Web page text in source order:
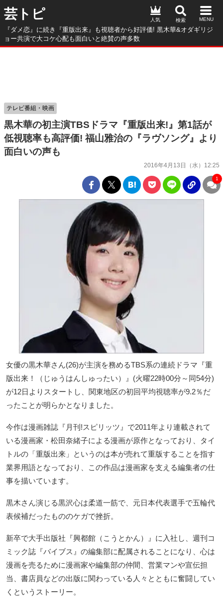
芸トピ
『ダメ恋』に続き『重版出来』も視聴者から好評価! 黒木華&オダギリジ
ョー共演で大コケ心配も面白いと絶賛の声多数
人気
黒木華の初主演TBSドラマ『重版出来!』第1話が
低視聴率も高評価! 福山雅治の『ラヴソング』より
面白いの声も
2016年4月13日（水）12:25
テレビ番組・映画
1
女優の黒木華さん(26)が主演を務めるTBS系の連続ドラマ『重
版出来！（じゅうはんしゅったい）』(火曜22時00分～同54分)
が12日よりスタートし、関東地区の初回平均視聴率が9.2％だ
ったことが明らかとなりました。
今作は漫画雑誌『月刊!スピリッツ』で2011年より連載されて
いる漫画家・松田奈緒子による漫画が原作となっており、タイ
トルの「重版出来」というのは本が売れて重版することを指す
業界用語となっており、この作品は漫画家を支える編集者の仕
事を描いています。
黒木さん演じる黒沢心は柔道一筋で、元日本代表選手で五輪代
表候補だったもののケガで挫折。
新卒で大手出版社『興都館（こうとかん）』に入社し、週刊コ
ミック誌『バイブス』の編集部に配属されることになり、心は
漫画を売るために漫画家や編集部の仲間、営業マンや宣伝担
当、書店員などの出版に関わっている人々とともに奮闘してい
くというストーリー。